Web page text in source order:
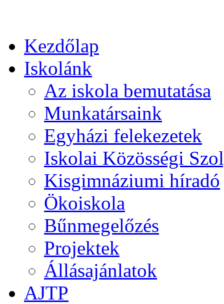
Kezdőlap
Iskolánk
Az iskola bemutatása
Munkatársaink
Egyházi felekezetek
Iskolai Közösségi
Kisgimnáziumi híradó
Ökoiskola
Bűnmegelőzés
Projektek
Állásajánlatok
AJTP